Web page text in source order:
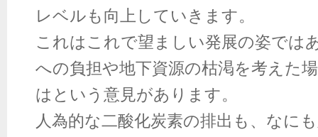
レベルも向上していきます。
これはこれで望ましい発展の姿では
への負担や地下資源の枯渇を考えた
はという意見があります。
人為的な二酸化炭素の排出も、なに